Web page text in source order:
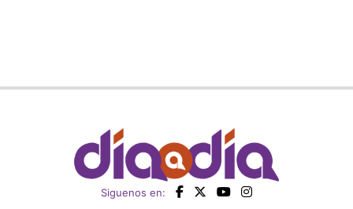
Siguenos en: